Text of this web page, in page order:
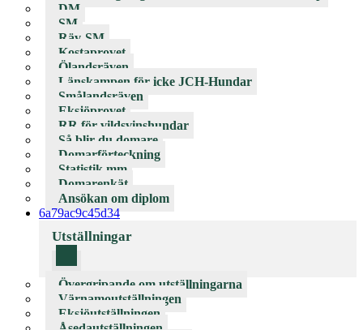
DM
SM
Räv-SM
Kostaprovet
Ölandsräven
Länskampen för icke JCH-Hundar
Smålandsräven
Eksjöprovet
RR för vildsvinshundar
Så blir du domare
Domarförteckning
Statistik mm
Domarenkät
Ansökan om diplom
6a79ac9c45d34
Utställningar
Övergripande om utställningarna
Värnamoutställningen
Eksjöutställningen